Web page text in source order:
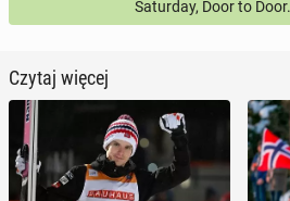
Saturday, Door to Door.
Czytaj więcej